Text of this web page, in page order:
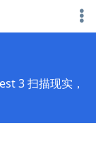
3 扫描现实，